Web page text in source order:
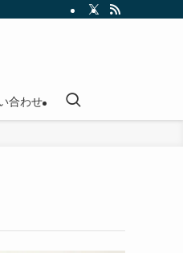
合わせ